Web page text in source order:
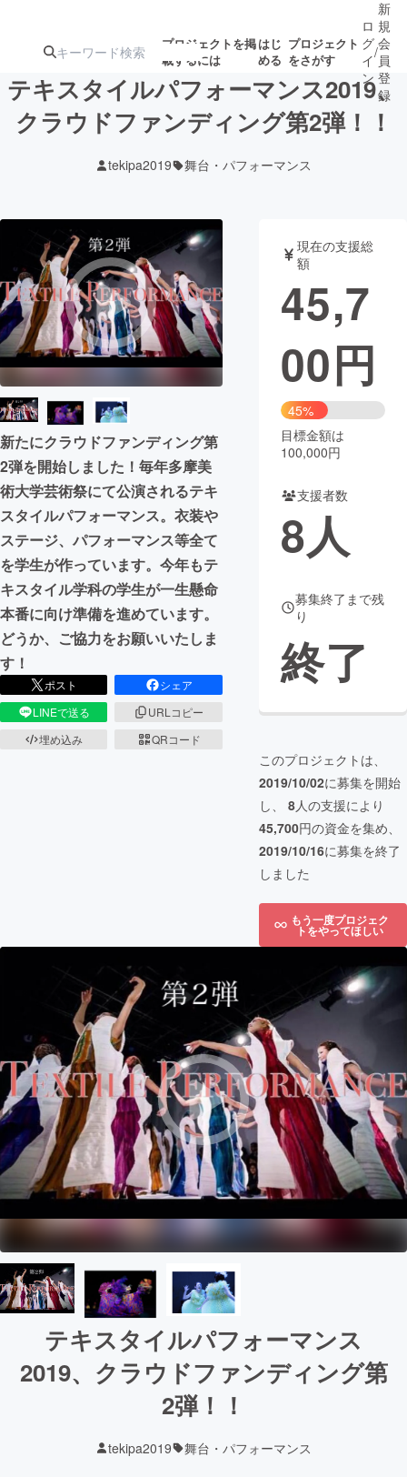
プロジェクトを掲
載するには
はじ
める
プロジェクト
をさがす
ターン
注目の新着プロ
ジェクト
ロジェクト
アート・写真 音楽
テクノロジー・ガジェット ゲーム・
映像・映画 書籍・雑誌
ビジネス・起業 チャレンジ
まちづくり・地域活性化
CAMPFIRE for Social Good
CAMPFIRE Creation
CAMPFIREふるさと納税machi-ya コミュニティ
ロ
グ
イ
ン
/
新
規
会
員
登
録
テキスタイルパフォーマンス2019、
クラウドファンディング第2弾！！
tekipa2019 舞台・パフォーマンス
新たにクラウドファンディング第
2弾を開始しました！毎年多摩美
術大学芸術祭にて公演されるテキ
スタイルパフォーマンス。衣装や
ステージ、パフォーマンス等全て
を学生が作っています。今年もテ
キスタイル学科の学生が一生懸命
本番に向け準備を進めています。
どうか、ご協力をお願いいたしま
す！
ポスト
シェア
LINEで送る
URLコピー
埋め込み
QRコード
現在の支援総
額
45,7
00円
45%
目標金額は
100,000円
支援者数
8人
募集終了まで残
り
終了
このプロジェクトは、
2019/10/02に募集を開始
し、 8人の支援により
45,700円の資金を集め、
2019/10/16に募集を終了
しました
もう一度プロジェク
トをやってほしい
テキスタイルパフォーマンス
2019、クラウドファンディング第
2弾！！
tekipa2019 舞台・パフォーマンス